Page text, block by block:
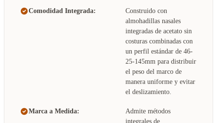
Comodidad Integrada:
Construido con
almohadillas nasales
integradas de acetato sin
costuras combinadas con
un perfil estándar de 46-
25-145mm para distribuir
el peso del marco de
manera uniforme y evitar
el deslizamiento.
Marca a Medida:
Admite métodos
integrales de